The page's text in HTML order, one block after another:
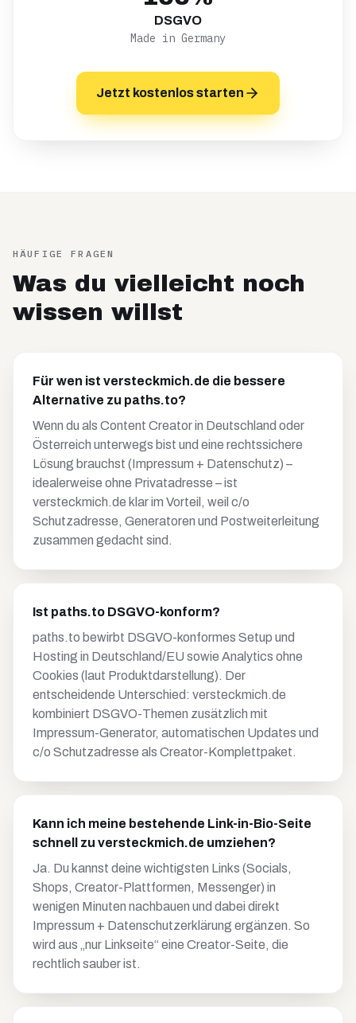
DSGVO
Made in Germany
Jetzt kostenlos starten
HÄUFIGE FRAGEN
Was du vielleicht noch
wissen willst
Für wen ist versteckmich.de die bessere
Alternative zu paths.to?
Wenn du als Content Creator in Deutschland oder
Österreich unterwegs bist und eine rechtssichere
Lösung brauchst (Impressum + Datenschutz) –
idealerweise ohne Privatadresse – ist
versteckmich.de klar im Vorteil, weil c/o
Schutzadresse, Generatoren und Postweiterleitung
zusammen gedacht sind.
Ist paths.to DSGVO-konform?
paths.to bewirbt DSGVO-konformes Setup und
Hosting in Deutschland/EU sowie Analytics ohne
Cookies (laut Produktdarstellung). Der
entscheidende Unterschied: versteckmich.de
kombiniert DSGVO-Themen zusätzlich mit
Impressum-Generator, automatischen Updates und
c/o Schutzadresse als Creator-Komplettpaket.
Kann ich meine bestehende Link-in-Bio-Seite
schnell zu versteckmich.de umziehen?
Ja. Du kannst deine wichtigsten Links (Socials,
Shops, Creator-Plattformen, Messenger) in
wenigen Minuten nachbauen und dabei direkt
Impressum + Datenschutzerklärung ergänzen. So
wird aus „nur Linkseite“ eine Creator-Seite, die
rechtlich sauber ist.